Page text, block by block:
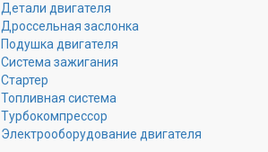
Детали двигателя
Дроссельная заслонка
Подушка двигателя
Система зажигания
Стартер
Топливная система
Турбокомпрессор
Электрооборудование двигателя